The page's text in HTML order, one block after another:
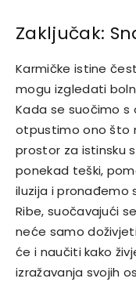
Zaključak:
Karmičke istine
mogu izgledati
Kada se suočimo s
otpustimo ono što
prostor za istinsku
ponekad teški,
iluzija i pronađemo
Ribe, suočavajući
neće samo
će i naučiti kako
izražavanja svojih